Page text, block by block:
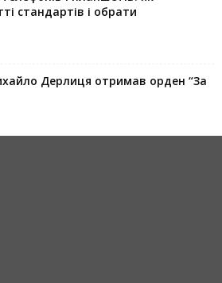
стандартів і обрати
Дерлиця отримав орден “За